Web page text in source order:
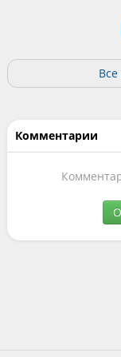
Комментарии